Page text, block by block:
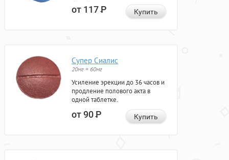
от 117Р Купить
Супер Сиалис
20мг + 60мг
Усиление эрекции до 36 часов и
продление полового акта в
одной таблетке.
от 90Р Купить